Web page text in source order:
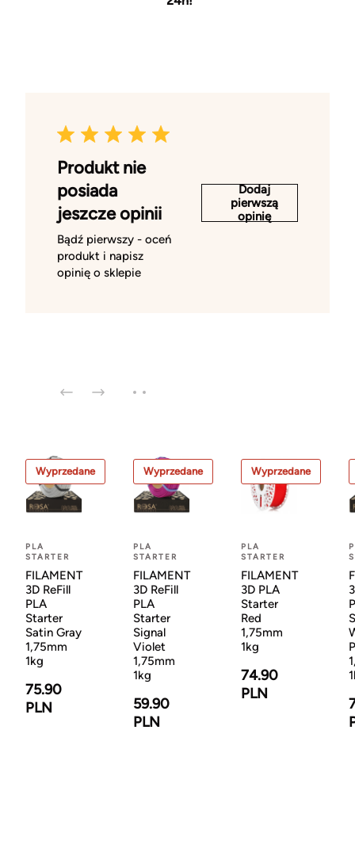
Produkt nie
posiada
jeszcze opinii
Bądź pierwszy - oceń
produkt i napisz
opinię o sklepie
Dodaj
pierwszą
opinię
Wyprzedane
PLA
STARTER
FILAMENT
3D ReFill
PLA
Starter
Satin Gray
1,75mm
1kg
75.90
PLN
Wyprzedane
PLA
STARTER
FILAMENT
3D ReFill
PLA
Starter
Signal
Violet
1,75mm
1kg
59.90
PLN
Wyprzedane
PLA
STARTER
FILAMENT
3D PLA
Starter
Red
1,75mm
1kg
74.90
PLN